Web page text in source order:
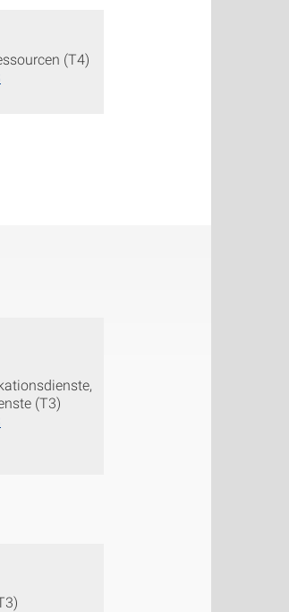
(T4)
(T3)